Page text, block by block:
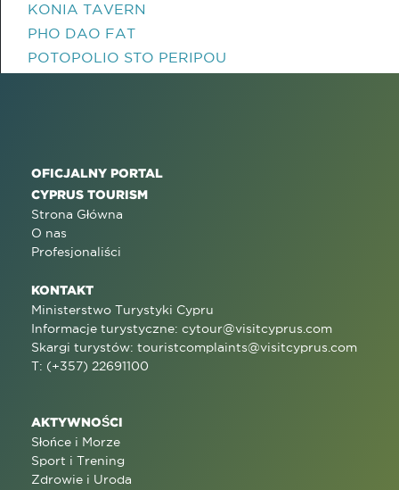
KONIA TAVERN
PHO DAO FAT
POTOPOLIO STO PERIPOU
OFICJALNY PORTAL
CYPRUS TOURISM
Strona Główna
O nas
Profesjonaliści
KONTAKT
Ministerstwo Turystyki Cypru
Informacje turystyczne: cytour@visitcyprus.com
Skargi turystów: touristcomplaints@visitcyprus.com
T: (+357) 22691100
AKTYWNOŚCI
Słońce i Morze
Sport i Trening
Zdrowie i Uroda